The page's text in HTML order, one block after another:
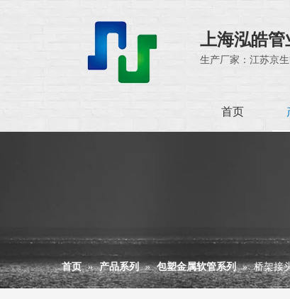
上海泓皓管
生产厂家：江苏京
首页
首页 » 产品系列 » 包塑金属软管系列 » 桥架接